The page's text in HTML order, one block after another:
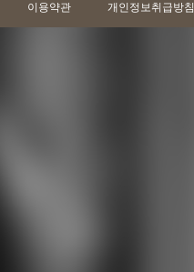
이용약관 개인정보취급방침